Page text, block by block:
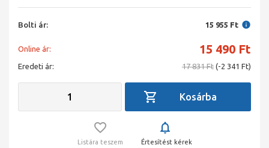
Bolti ár: 15 955 Ft
Online ár: 15 490 Ft
Eredeti ár: 17 831 Ft (-2 341 Ft)
Listára teszem Értesítést kérek